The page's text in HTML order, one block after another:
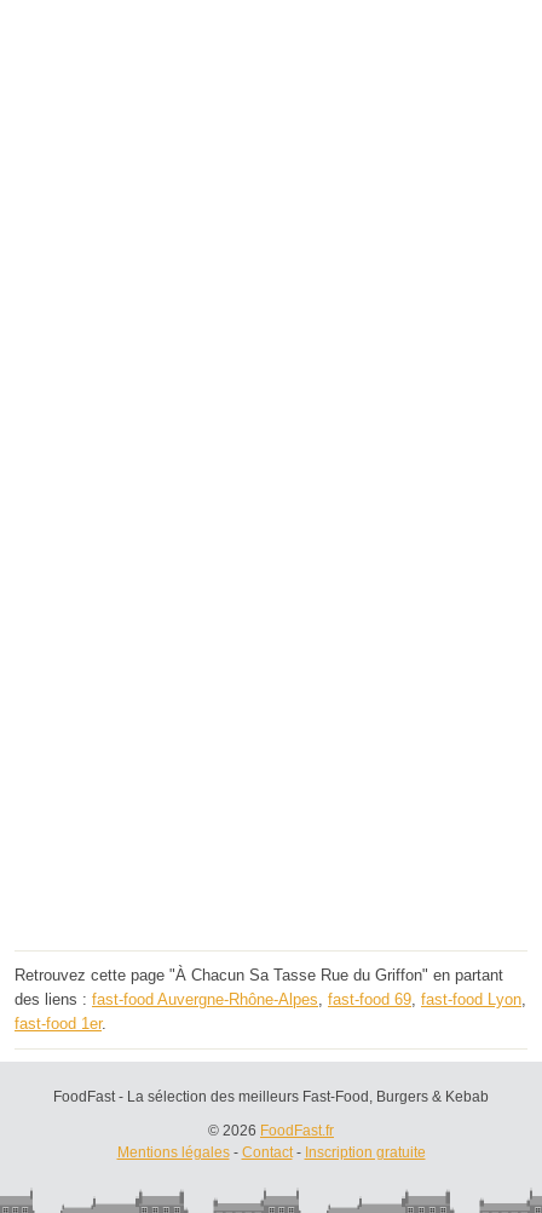
Retrouvez cette page "À Chacun Sa Tasse Rue du Griffon" en partant
des liens : fast-food Auvergne-Rhône-Alpes, fast-food 69, fast-food Lyon,
fast-food 1er.
FoodFast - La sélection des meilleurs Fast-Food, Burgers & Kebab
© 2026 FoodFast.fr
Mentions légales- Contact- Inscription gratuite